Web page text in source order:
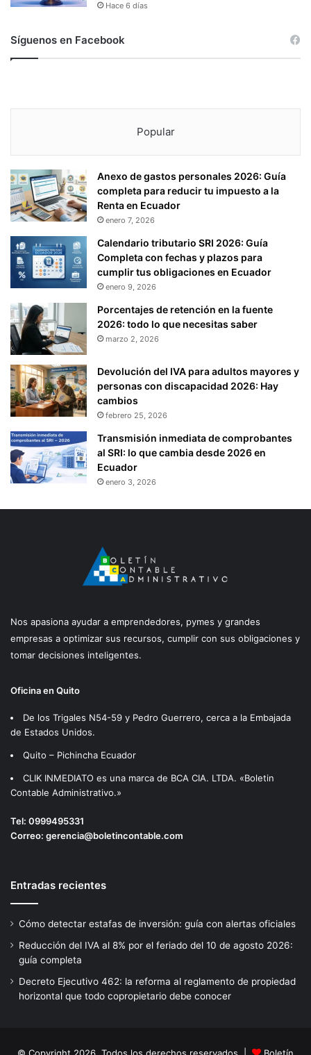
Hace 6 días
Síguenos en Facebook
Popular
Anexo de gastos personales 2026: Guía
completa para reducir tu impuesto a la
Renta en Ecuador
enero 7, 2026
Calendario tributario SRI 2026: Guía
Completa con fechas y plazos para
cumplir tus obligaciones en Ecuador
enero 9, 2026
Porcentajes de retención en la fuente
2026: todo lo que necesitas saber
marzo 2, 2026
Devolución del IVA para adultos mayores y
personas con discapacidad 2026: Hay
cambios
febrero 25, 2026
Transmisión inmediata de comprobantes
al SRI: lo que cambia desde 2026 en
Ecuador
enero 3, 2026
Nos apasiona ayudar a emprendedores, pymes y grandes
empresas a optimizar sus recursos, cumplir con sus obligaciones y
tomar decisiones inteligentes.
Oficina en Quito
De los Trigales N54-59 y Pedro Guerrero, cerca a la Embajada
de Estados Unidos.
Quito – Pichincha Ecuador
CLIK INMEDIATO es una marca de BCA CIA. LTDA. «Boletin
Contable Administrativo.»
Tel: 0999495331
Correo: gerencia@boletincontable.com
Entradas recientes
Cómo detectar estafas de inversión: guía con alertas oficiales
Reducción del IVA al 8% por el feriado del 10 de agosto 2026:
guía completa
Decreto Ejecutivo 462: la reforma al reglamento de propiedad
horizontal que todo copropietario debe conocer
© Copyright 2026, Todos los derechos reservados | Boletín